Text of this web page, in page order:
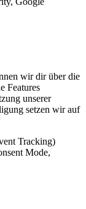
wir dir über die
Features
unserer
setzen wir auf
Tracking)
Mode,